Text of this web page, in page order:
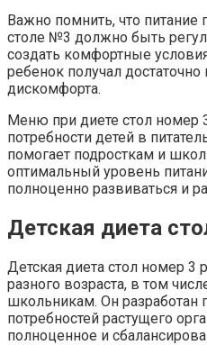
Важно помнить, что питание
столе №3 должно быть
создать комфортные
ребенок получал
дискомфорта.
Меню при диете стол номер
потребности детей в
помогает подросткам и
оптимальный уровень
полноценно развиваться и
Детская диета
Детская диета стол номер 3
разного возраста, в том
школьникам. Он разработан
потребностей растущего
полноценное и